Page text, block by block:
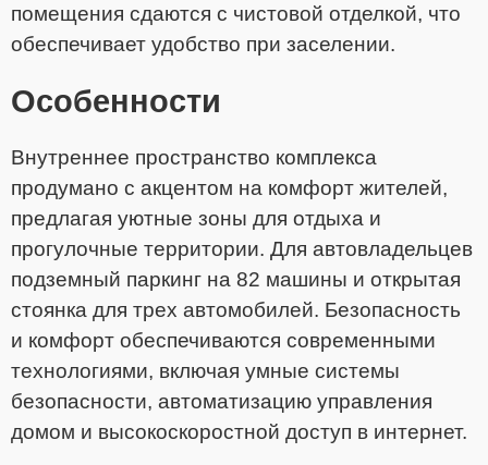
помещения сдаются с чистовой отделкой, что
обеспечивает удобство при заселении.
Особенности
Внутреннее пространство комплекса
продумано с акцентом на комфорт жителей,
предлагая уютные зоны для отдыха и
прогулочные территории. Для автовладельцев
подземный паркинг на 82 машины и открытая
стоянка для трех автомобилей. Безопасность
и комфорт обеспечиваются современными
технологиями, включая умные системы
безопасности, автоматизацию управления
домом и высокоскоростной доступ в интернет.